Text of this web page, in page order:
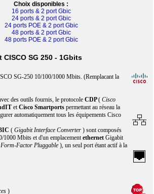
Choix disponibles :
16 ports & 2 port Gbic
24 ports & 2 port Gbic
24 ports POE & 2 port Gbic
48 ports & 2 port Gbic
48 ports POE & 2 port Gbic
SG 250 - 1Gbits
SG-250 10/100/1000 Mbits. (Remplacant la
des outils fournis, le protocoleCDP(Cisco
etCisco Smartports permettant au réseau la
automatiquement tous les équipements Cisco
(Gigabit Interface Converter ) sont composés
1000 Mbits et d'un emplacementethernetGigabit
Factor Pluggable ), un seul port étant actif à la
)